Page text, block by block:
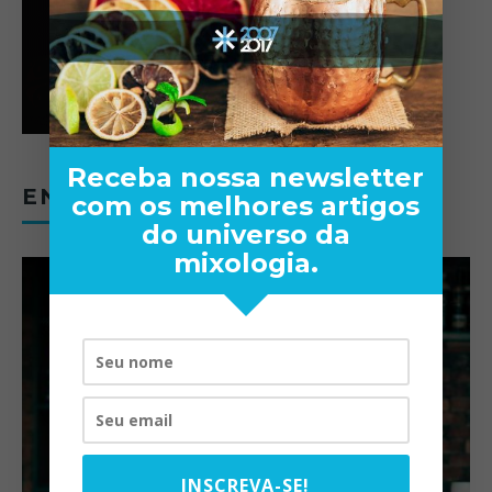
ENTREVISTAS
Receba nossa newsletter
com os melhores artigos
do universo da
mixologia.
INSCREVA-SE!